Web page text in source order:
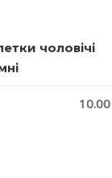
чоловічі
10.00